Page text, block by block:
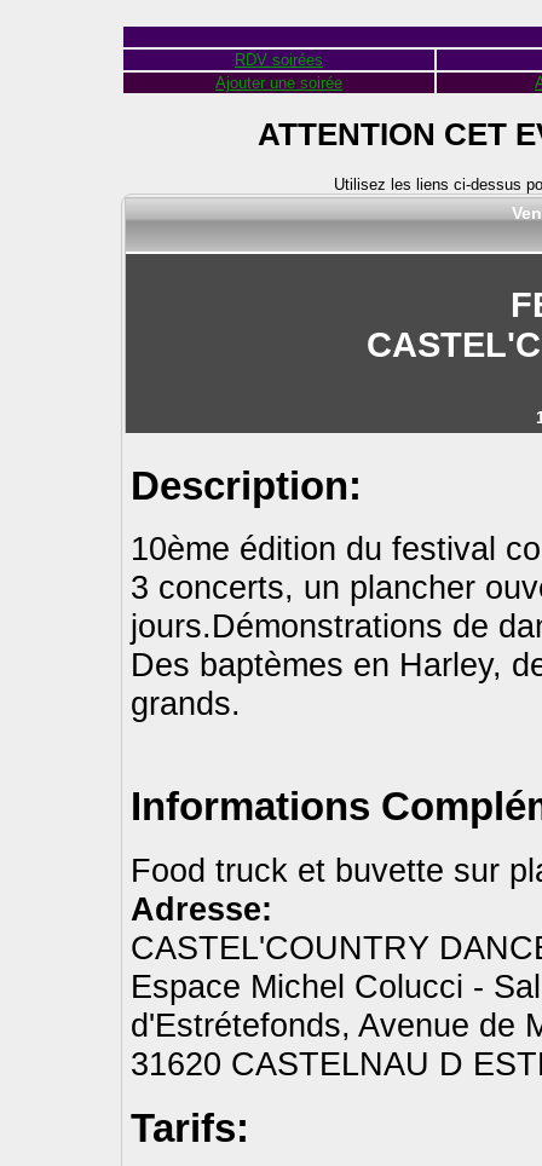
RDV soirées
Ajouter une soirée
ATTENTION CET
Utilisez les liens ci-dessus
Description:
10ème édition du festival
3 concerts, un plancher
jours.Démonstrations de
Des baptèmes en Harley,
grands.
Informations
Food truck et buvette sur
Adresse:
CASTEL'COUNTRY
Espace Michel Colucci -
d'Estrétefonds, Avenue de
31620 CASTELNAU D
Tarifs: